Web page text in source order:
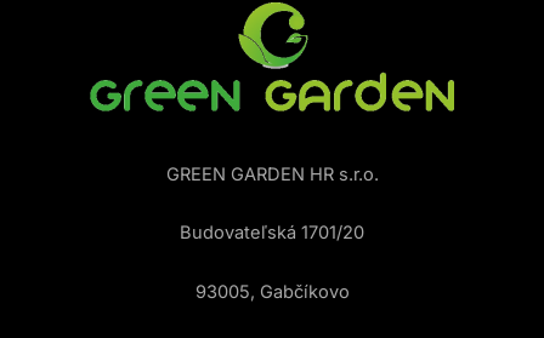
GREEN GARDEN HR s.r.o.
Budovateľská 1701/20
93005, Gabčíkovo